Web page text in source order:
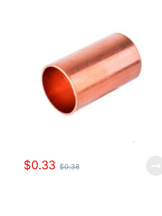
$0.33 $0.38